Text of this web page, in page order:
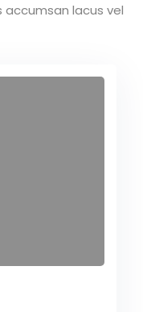
lacus vel